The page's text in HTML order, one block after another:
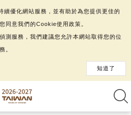
優化網站服務，並有助於為您提供更佳的
同意我們的Cookie使用政策。
測服務，我們建議您允許本網站取得您的位
。
知道了